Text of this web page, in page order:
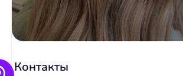
Контакты